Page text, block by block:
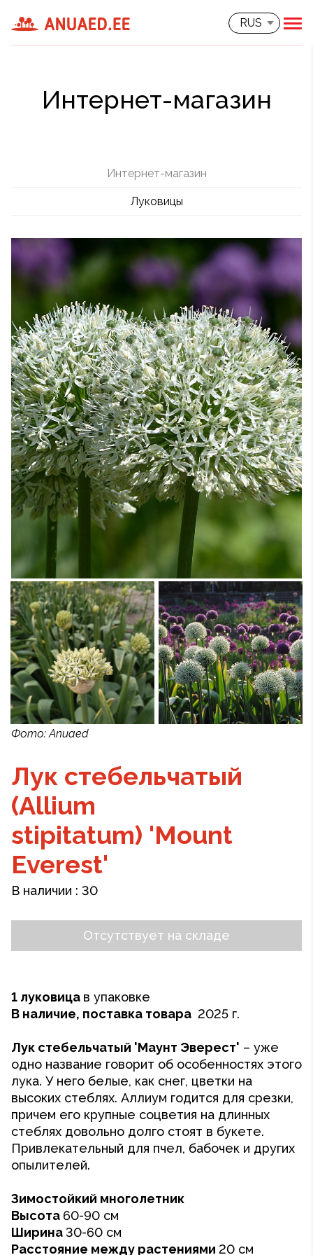
RUS
Интернет-магазин
Интернет-магазин
Луковицы
Фото: Anuaed
Лук стебельчатый
(Allium
stipitatum) 'Mount
Everest'
В наличии : 30
Отсутствует на складе
1 луковица в упаковке
В наличие, поставка товара 2025 г.
Лук стебельчатый 'Маунт Эверест' – уже
одно название говорит об особенностях этого
лука. У него белые, как снег, цветки на
высоких стеблях. Аллиум годится для срезки,
причем его крупные соцветия на длинных
стеблях довольно долго стоят в букете.
Привлекательный для пчел, бабочек и других
опылителей.
Зимостойкий многолетник
Высота 60-90 см
Ширина 30-60 см
Расстояние между растениями 20 см